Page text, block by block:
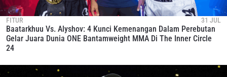
FITUR 31 JUL
Baatarkhuu Vs. Alyshov: 4 Kunci Kemenangan Dalam Perebutan
Gelar Juara Dunia ONE Bantamweight MMA Di The Inner Circle
24